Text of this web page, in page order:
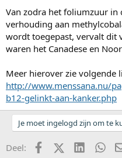
Van zodra het foliumzuur
verhouding aan
wordt toegepast, vervalt dit
waren het Canadese en
Meer hierover zie volgende
http://www.menssana.nu/
b12-gelinkt-aan-kanker.php
Je moet ingelogd zijn om te
Deel: FacebookX (Twitter)LinkedIn